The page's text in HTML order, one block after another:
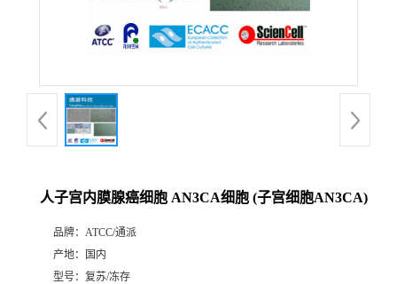
人子宫内膜腺癌细胞 AN3CA细胞 (子宫细胞AN3CA)
品牌： ATCC/通派
产地：
国内
型号： 复苏/冻存